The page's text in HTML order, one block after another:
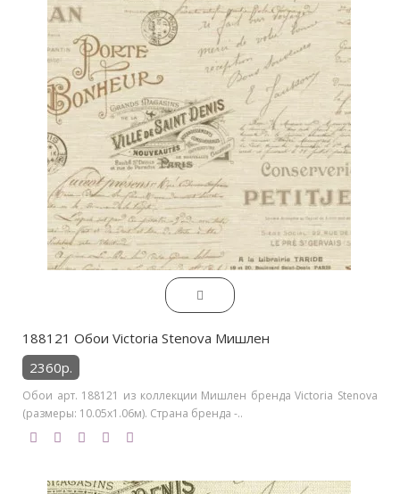
188121 Обои Victoria Stenova Мишлен
2360р.
Обои арт. 188121 из коллекции Мишлен бренда Victoria Stenova
(размеры: 10.05х1.06м). Страна бренда -..